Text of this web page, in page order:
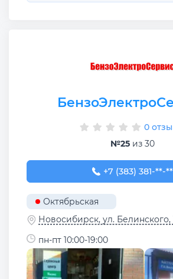
0
№25из 30
+7 (383) 381-50-45
+7 (383) 381-**-**
Октябрьская
Новосибирск, ул. Белинского,
пн-пт 10:00-19:00